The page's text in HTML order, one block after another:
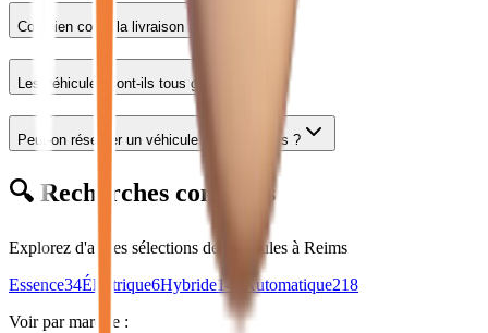
Combien coûte la livraison à Reims ?
Les véhicules sont-ils tous garantis ?
Peut-on réserver un véhicule depuis Reims ?
🔍 Recherches connexes
Explorez d'autres sélections de véhicules à Reims
Essence34Électrique6Hybride148 Automatique218
Voir par marque :